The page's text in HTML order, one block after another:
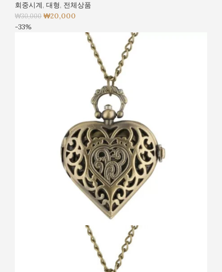
회중시계, 대형, 전체상품
₩30,000 ₩20,000
-33%